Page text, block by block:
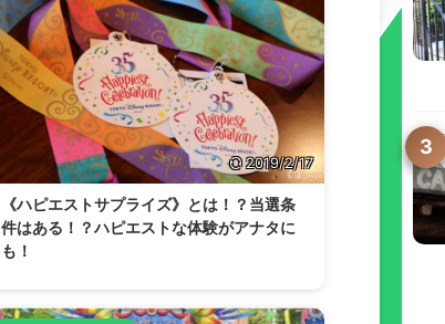
2019/2/17
《ハピエストサプライズ》とは！？当選条
件はある！？ハピエストな体験がアナタに
も！
3